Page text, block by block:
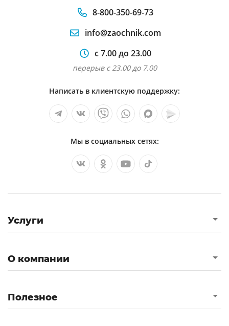
8-800-350-69-73
info@zaochnik.com
с 7.00 до 23.00
перерыв с 23.00 до 7.00
Написать в клиентскую поддержку:
Мы в социальных сетях:
Услуги
О компании
Полезное